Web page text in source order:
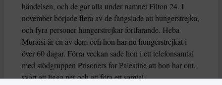
händelsen, och de går alla under namnet Filton 24. I
november började flera av de fängslade att hungerstrejka,
och fyra personer hungerstrejkar fortfarande. Heba
Muraisi är en av dem och hon har nu hungerstrejkat i
över 60 dagar. Förra veckan sade hon i ett telefonsamtal
med stödgruppen Prisoners for Palestine att hon har ont,
svårt att ligga ner och att föra ett samtal.